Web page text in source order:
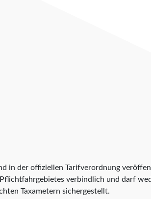
in der offiziellen Tarifverordnung
verbindlich und darf
Taxametern sichergestellt.